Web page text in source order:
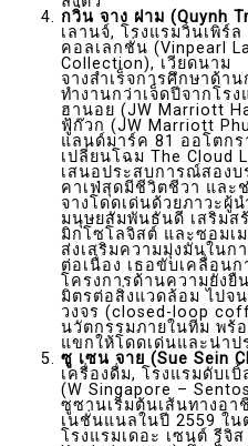
กวิ่น จาง ฝาม (Quynh
เลานจ์, โรงแรมวินเพิร์
คอลเลกชั่น (Vinpearl
Collection), เวียดนาม
จางสำเร็จการศึกษาด้า
ทำงานกว่าเจ็ดปีจากโร
ฮานอย (JW Marriott
ฟู้ก๊วก (JW Marriott
แลนด์มาร์ค 81 ออโตก
เปลี่ยนโฉม The Cloud
เสนอประสบการณ์สองบ
คาเฟ่สุดมีชีวิตชีวา และ
จางโดดเด่นด้วยภาวะผู้
มนุษยสัมพันธันดี เสริมส
มิกโซโลจิสต์ และซอมเ
ส่งเสริมความมุ่งมั่นในก
ต่อเนื่อง เธอขับเคลื่อน
โครงการด้านความยั่งยื
มิตรต่อสิ่งแวดล้อม ไปจ
วงจร (closed-loop
นวัตกรรมภายในทีม พร้
แขกให้โดดเด่นและน่าป
ซู เซน จาย (Sue Sein
เครื่องดื่ม, โรงแรมดับเ
(W Singapore –
ซูซานเริ่มต้นเส้นทางอ
เนชั่นแนลในปี 2559 ใ
โรงแรมเดอะ เซนต์ รีจิ